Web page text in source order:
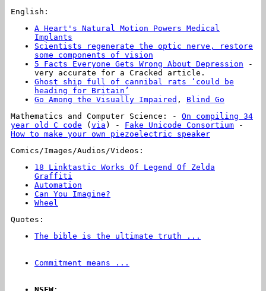
English:
A Heart's Natural Motion Powers Medical
Implants
Scientists regenerate the optic nerve, restore
some components of vision
5 Facts Everyone Gets Wrong About Depression -
very accurate for a Cracked article.
Ghost ship full of cannibal rats ‘could be
heading for Britain’
Go Among the Visually Impaired , Blind Go
Mathematics and Computer Science: - On compiling 34
year old C code ( via ) - Fake Unicode Consortium -
How to make your own piezoelectric speaker
Comics/Images/Audios/Videos:
18 Linktastic Works Of Legend Of Zelda
Graffiti
Automation
Can You Imagine?
Wheel
Quotes:
The bible is the ultimate truth ...
Commitment means ...